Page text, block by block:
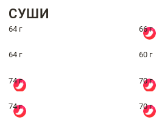
СУШИ
64 г 66 г
64 г 60 г
74 г 70 г
74 г 70 г